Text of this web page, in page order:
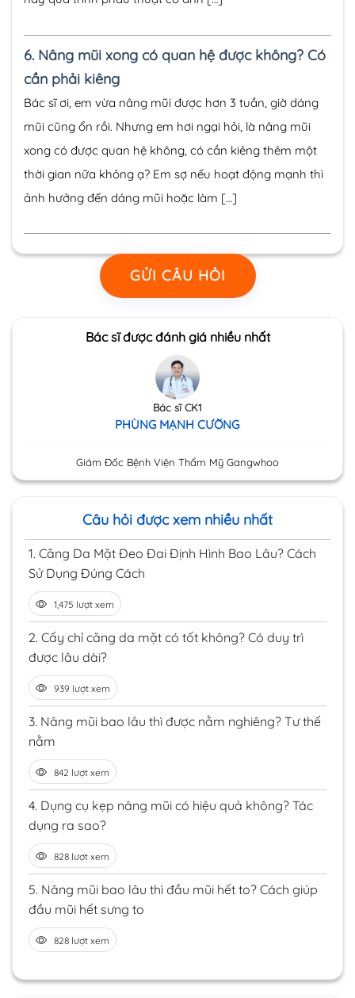
6. Nâng mũi xong có quan hệ được không? Có
cần phải kiêng
Bác sĩ ơi, em vừa nâng mũi được hơn 3 tuần, giờ dáng
mũi cũng ổn rồi. Nhưng em hơi ngại hỏi, là nâng mũi
xong có được quan hệ không, có cần kiêng thêm một
thời gian nữa không ạ? Em sợ nếu hoạt động mạnh thì
ảnh hưởng đến dáng mũi hoặc làm […]
GỬI CÂU HỎI
Bác sĩ được đánh giá nhiều nhất
Bác sĩ CK1
PHÙNG MẠNH CƯỜNG
Giám Đốc Bệnh Viện Thẩm Mỹ Gangwhoo
Câu hỏi được xem nhiều nhất
1. Căng Da Mặt Đeo Đai Định Hình Bao Lâu? Cách
Sử Dụng Đúng Cách
1,475 lượt xem
2. Cấy chỉ căng da mặt có tốt không? Có duy trì
được lâu dài?
939 lượt xem
3. Nâng mũi bao lâu thì được nằm nghiêng? Tư thế
nằm
842 lượt xem
4. Dụng cụ kẹp nâng mũi có hiệu quả không? Tác
dụng ra sao?
828 lượt xem
5. Nâng mũi bao lâu thì đầu mũi hết to? Cách giúp
đầu mũi hết sưng to
828 lượt xem